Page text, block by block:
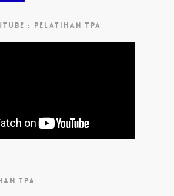
: PELATIHAN TPA
TPA